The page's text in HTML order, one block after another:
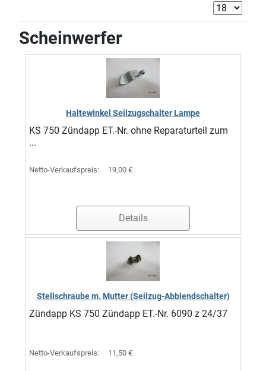
Scheinwerfer
Haltewinkel Seilzugschalter Lampe
KS 750 Zündapp ET.-Nr. ohne Reparaturteil zum
...
Netto-Verkaufspreis: 19,00 €
Details
Stellschraube m. Mutter (Seilzug-Abblendschalter)
Zündapp KS 750 Zündapp ET.-Nr. 6090 z 24/37
Netto-Verkaufspreis: 11,50 €